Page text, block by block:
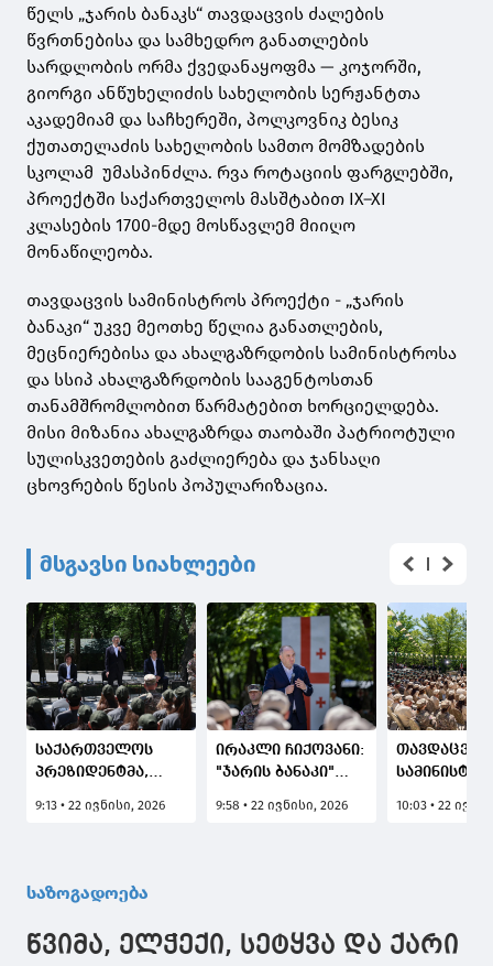
წელს „ჯარის ბანაკს“ თავდაცვის ძალების
წვრთნებისა და სამხედრო განათლების
სარდლობის ორმა ქვედანაყოფმა — კოჯორში,
გიორგი ანწუხელიძის სახელობის სერჟანტთა
აკადემიამ და საჩხერეში, პოლკოვნიკ ბესიკ
ქუთათელაძის სახელობის სამთო მომზადების
სკოლამ უმასპინძლა. რვა როტაციის ფარგლებში,
პროექტში საქართველოს მასშტაბით IX–XI
კლასების 1700-მდე მოსწავლემ მიიღო
მონაწილეობა.
თავდაცვის სამინისტროს პროექტი - „ჯარის
ბანაკი“ უკვე მეოთხე წელია განათლების,
მეცნიერებისა და ახალგაზრდობის სამინისტროსა
და სსიპ ახალგაზრდობის სააგენტოსთან
თანამშრომლობით წარმატებით ხორციელდება.
მისი მიზანია ახალგაზრდა თაობაში პატრიოტული
სულისკვეთების გაძლიერება და ჯანსაღი
ცხოვრების წესის პოპულარიზაცია.
მსგავსი სიახლეები
საქართველოს
პრეზიდენტმა,
ყაველაშვილმა
ცერემონიაზე
ახალგაზრდებს
9:13 • 22 ივნისი, 2026
ირაკლი ჩიქოვანი:
"ჯარის ბანაკი"
წარმატებული
9:58 • 22 ივნისი, 2026
თავდაცვის
ბანაკი"
10:03 • 22
საზოგადოება
წვიმა, ელჭექი, სეტყვა და ქარი